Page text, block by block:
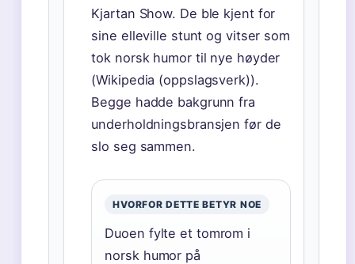
Kjartan Show. De ble kjent for
sine elleville stunt og vitser som
tok norsk humor til nye høyder
(Wikipedia (oppslagsverk)).
Begge hadde bakgrunn fra
underholdningsbransjen før de
slo seg sammen.
HVORFOR DETTE BETYR NOE
Duoen fylte et tomrom i
norsk humor på